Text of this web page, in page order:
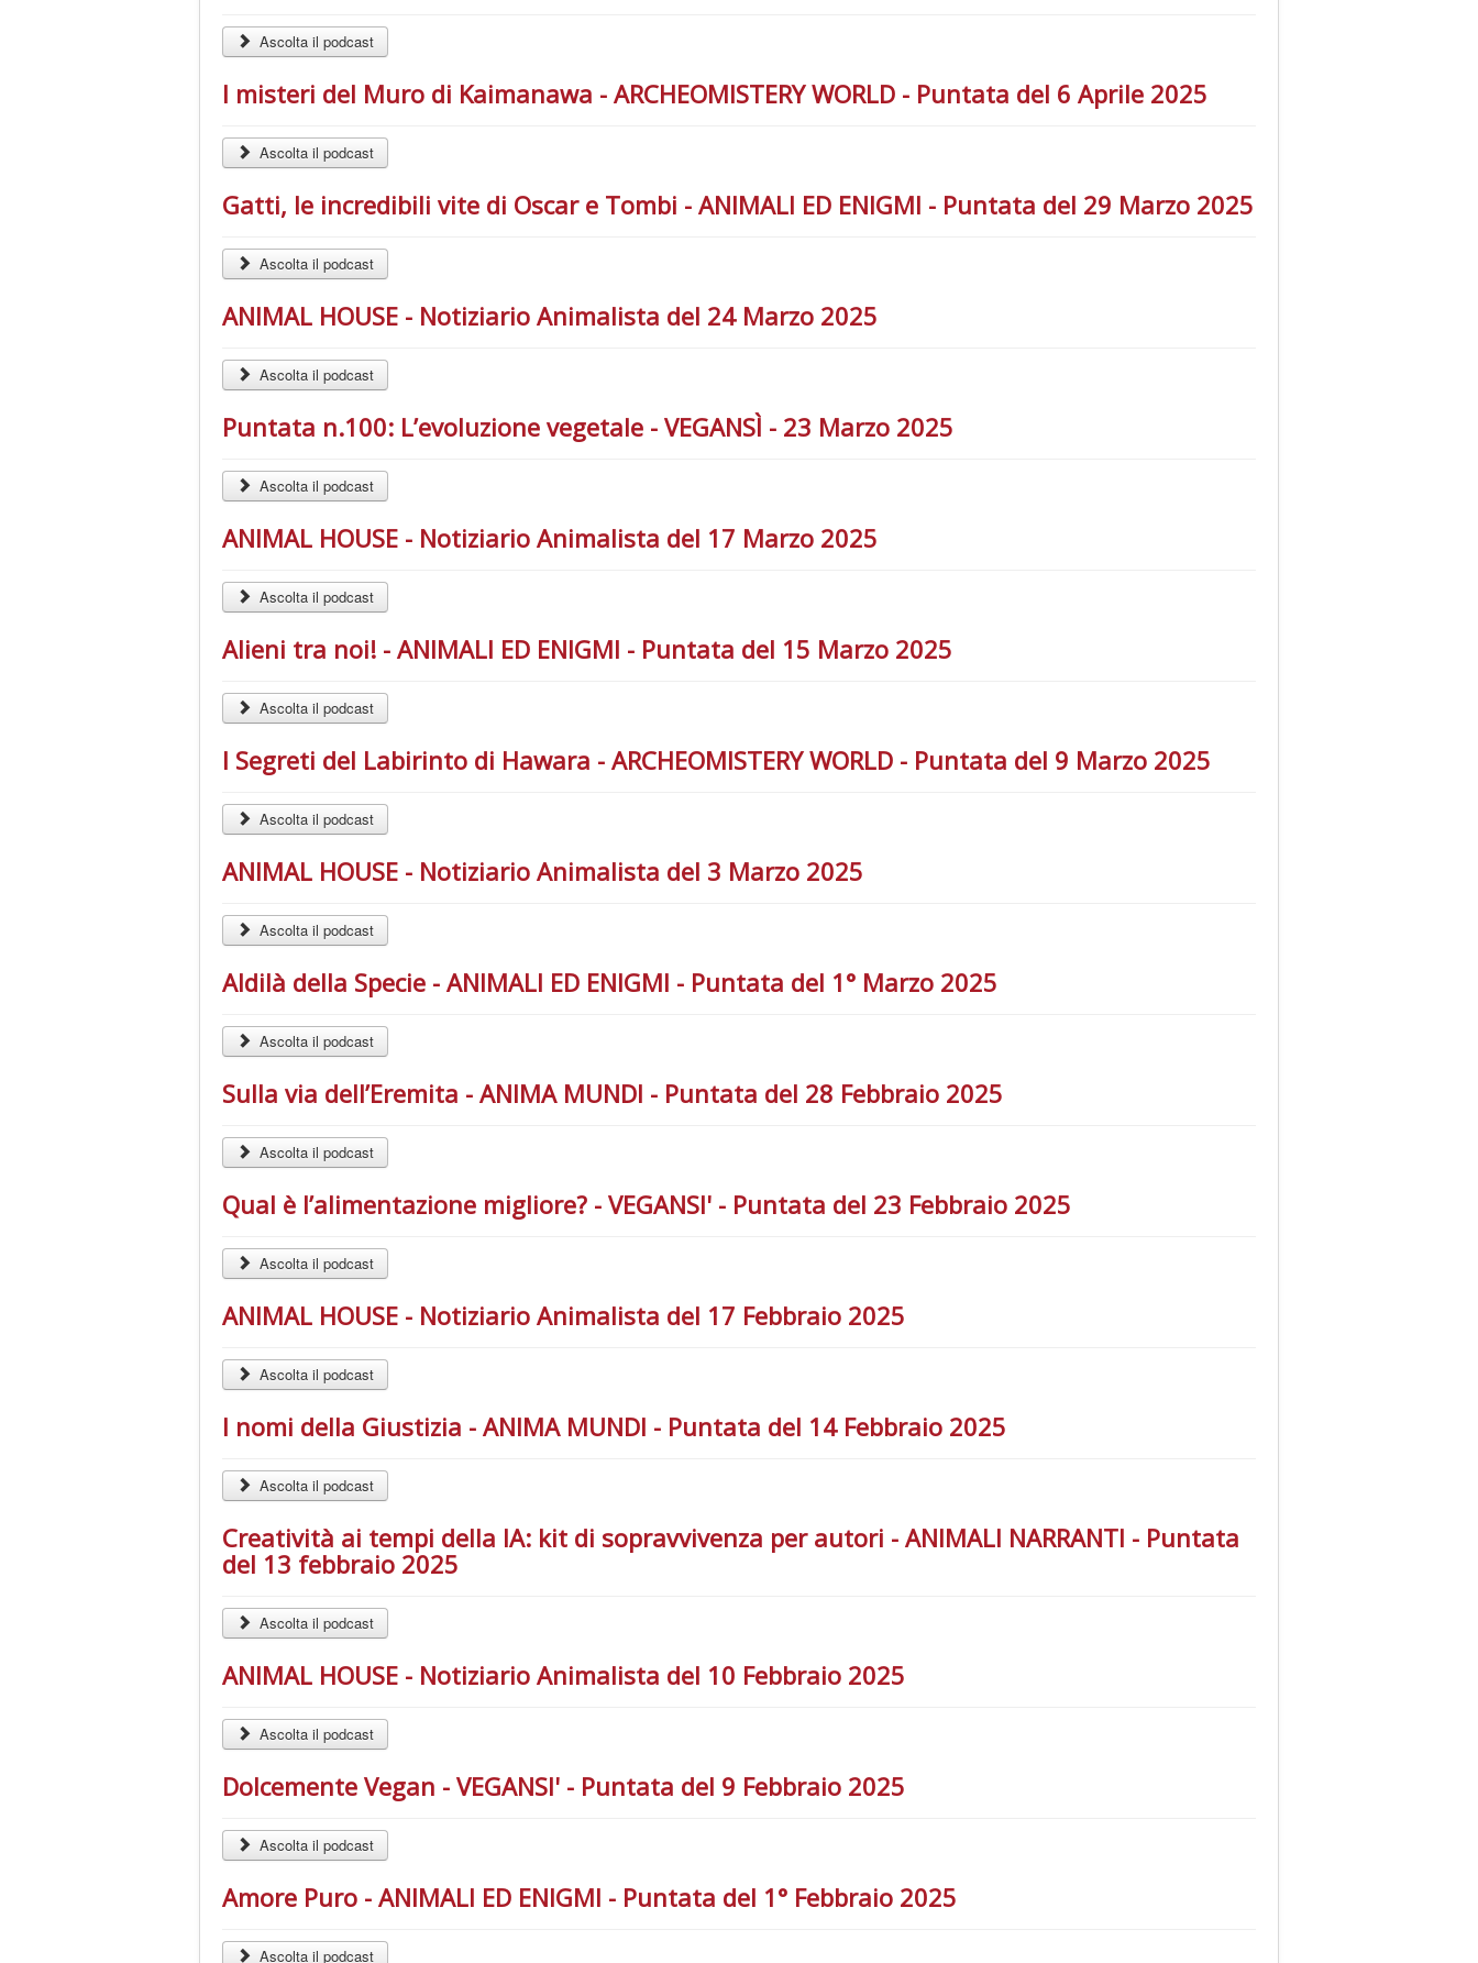
Ascolta il podcast
I misteri del Muro di Kaimanawa - ARCHEOMISTERY WORLD - Puntata del 6 Aprile 2025
Ascolta il podcast
Gatti, le incredibili vite di Oscar e Tombi - ANIMALI ED ENIGMI - Puntata del 29 Marzo 2025
Ascolta il podcast
ANIMAL HOUSE - Notiziario Animalista del 24 Marzo 2025
Ascolta il podcast
Puntata n.100: L’evoluzione vegetale - VEGANSÌ - 23 Marzo 2025
Ascolta il podcast
ANIMAL HOUSE - Notiziario Animalista del 17 Marzo 2025
Ascolta il podcast
Alieni tra noi! - ANIMALI ED ENIGMI - Puntata del 15 Marzo 2025
Ascolta il podcast
I Segreti del Labirinto di Hawara - ARCHEOMISTERY WORLD - Puntata del 9 Marzo 2025
Ascolta il podcast
ANIMAL HOUSE - Notiziario Animalista del 3 Marzo 2025
Ascolta il podcast
Aldilà della Specie - ANIMALI ED ENIGMI - Puntata del 1° Marzo 2025
Ascolta il podcast
Sulla via dell’Eremita - ANIMA MUNDI - Puntata del 28 Febbraio 2025
Ascolta il podcast
Qual è l’alimentazione migliore? - VEGANSI' - Puntata del 23 Febbraio 2025
Ascolta il podcast
ANIMAL HOUSE - Notiziario Animalista del 17 Febbraio 2025
Ascolta il podcast
I nomi della Giustizia - ANIMA MUNDI - Puntata del 14 Febbraio 2025
Ascolta il podcast
Creatività ai tempi della IA: kit di sopravvivenza per autori - ANIMALI NARRANTI - Puntata
del 13 febbraio 2025
Ascolta il podcast
ANIMAL HOUSE - Notiziario Animalista del 10 Febbraio 2025
Ascolta il podcast
Dolcemente Vegan - VEGANSI' - Puntata del 9 Febbraio 2025
Ascolta il podcast
Amore Puro - ANIMALI ED ENIGMI - Puntata del 1° Febbraio 2025
Ascolta il podcast